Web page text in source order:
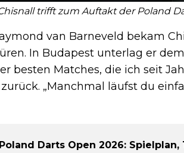
trifft zum Auftakt der Poland
van Barneveld bekam
In Budapest unterlag er
besten Matches, die ich seit
„Manchmal läufst du
Poland Darts Open 2026: